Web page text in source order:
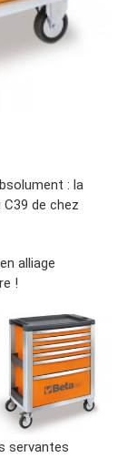
: la
C39 de chez
alliage
!
servantes